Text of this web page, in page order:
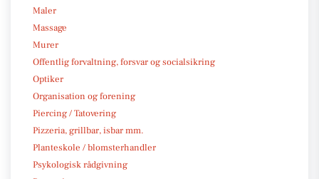
Maler
Massage
Murer
Offentlig forvaltning, forsvar og socialsikring
Optiker
Organisation og forening
Piercing / Tatovering
Pizzeria, grillbar, isbar mm.
Planteskole / blomsterhandler
Psykologisk rådgivning